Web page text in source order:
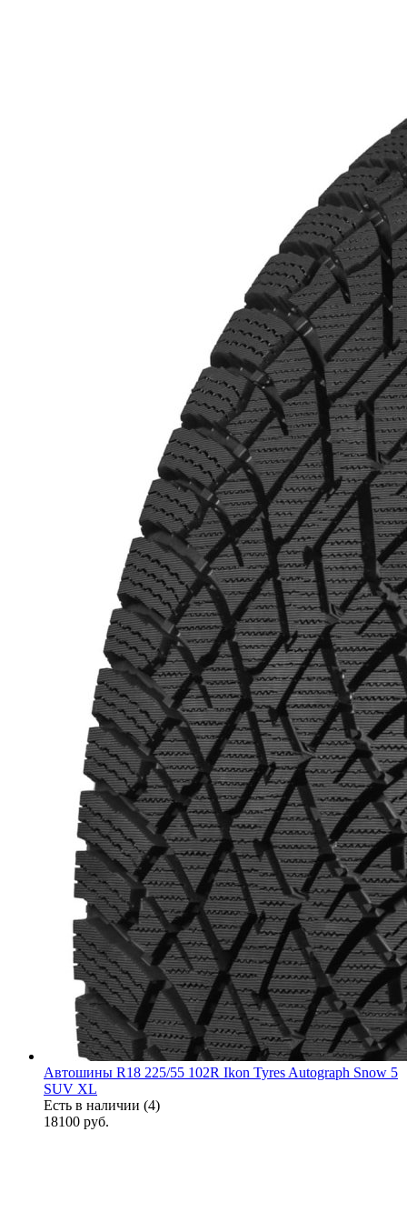
Автошины R18 225/55 102R Ikon Tyres Autograph Snow 5
SUV XL
Есть в наличии (4)
18100 руб.